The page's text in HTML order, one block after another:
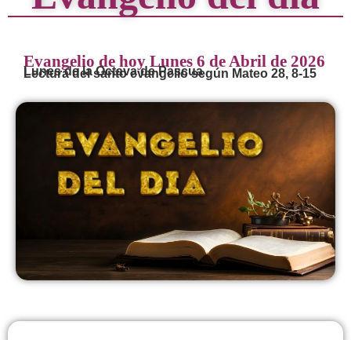
Evangelio de hoy Lunes 6 de Abril de 2026
Lunes de la Octava de Pascua
Lectura del santo evangelio según Mateo 28, 8-15